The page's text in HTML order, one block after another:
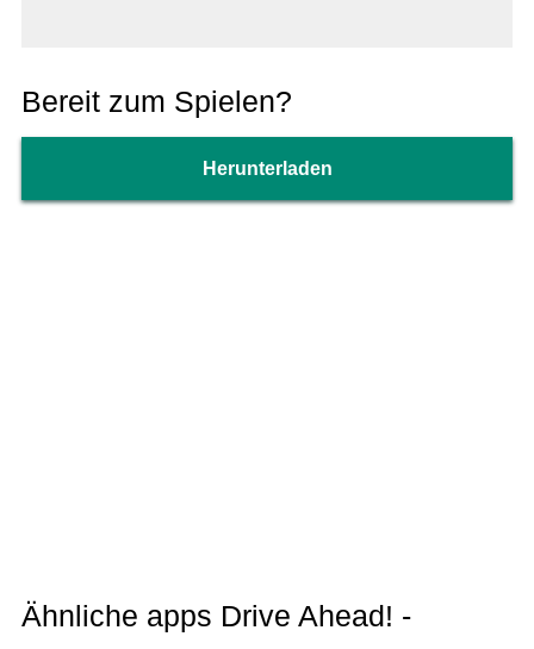
Bereit zum Spielen?
Herunterladen
Ähnliche apps Drive Ahead! -